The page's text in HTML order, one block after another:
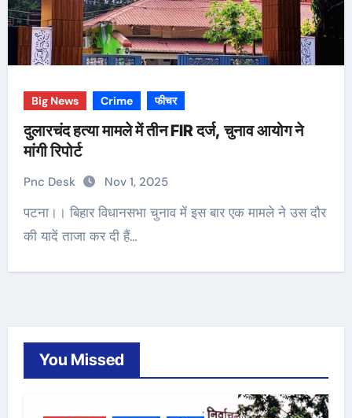
Big News Crime फीचर
दुलारचंद हत्या मामले में तीन FIR दर्ज, चुनाव आयोग ने
मांगी रिपोर्ट
Pnc Desk Nov 1, 2025
पटना।। बिहार विधानसभा चुनाव में इस बार एक मामले ने उस दौर
की यादें ताजा कर दी हैं…
You Missed